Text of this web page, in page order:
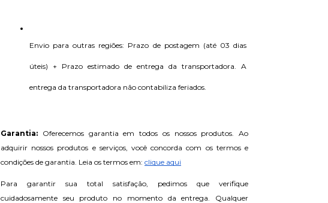
Envio para outras regiões: Prazo de postagem (até 03 dias
úteis) + Prazo estimado de entrega da transportadora. A
entrega da transportadora não contabiliza feriados.
Garantia: Oferecemos garantia em todos os nossos produtos. Ao
adquirir nossos produtos e serviços, você concorda com os termos e
condições de garantia. Leia os termos em: clique aqui
Para garantir sua total satisfação, pedimos que verifique
cuidadosamente seu produto no momento da entrega. Qualquer